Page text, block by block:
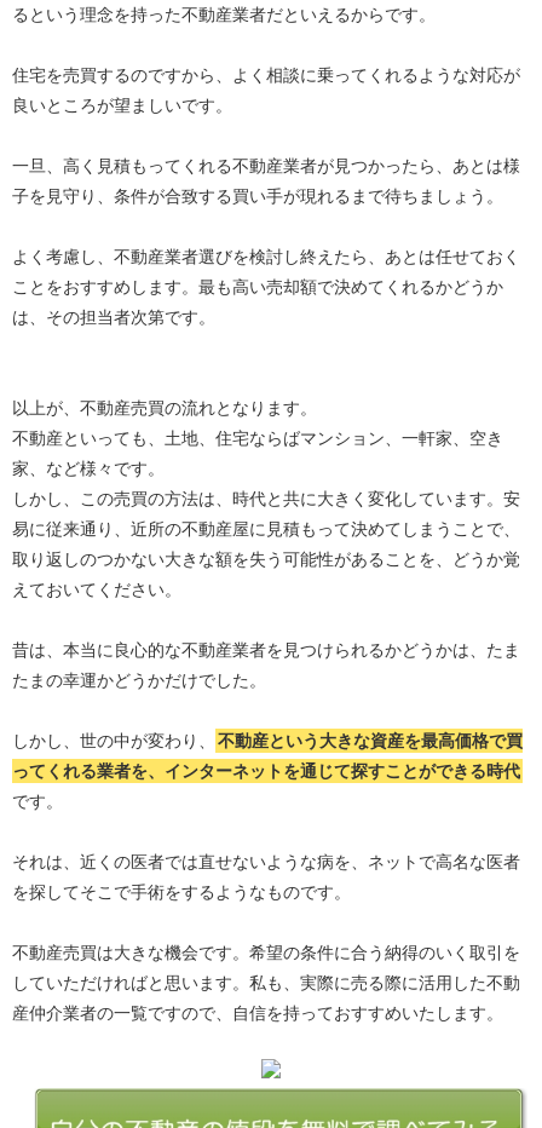
るという理念を持った不動産業者だといえるからです。
住宅を売買するのですから、よく相談に乗ってくれるような対応が
良いところが望ましいです。
一旦、高く見積もってくれる不動産業者が見つかったら、あとは様
子を見守り、条件が合致する買い手が現れるまで待ちましょう。
よく考慮し、不動産業者選びを検討し終えたら、あとは任せておく
ことをおすすめします。最も高い売却額で決めてくれるかどうか
は、その担当者次第です。
以上が、不動産売買の流れとなります。
不動産といっても、土地、住宅ならばマンション、一軒家、空き
家、など様々です。
しかし、この売買の方法は、時代と共に大きく変化しています。安
易に従来通り、近所の不動産屋に見積もって決めてしまうことで、
取り返しのつかない大きな額を失う可能性があることを、どうか覚
えておいてください。
昔は、本当に良心的な不動産業者を見つけられるかどうかは、たま
たまの幸運かどうかだけでした。
しかし、世の中が変わり、
不動産という大きな資産を最高価格で買
ってくれる業者を、インターネットを通じて探すことができる時代
です。
それは、近くの医者では直せないような病を、ネットで高名な医者
を探してそこで手術をするようなものです。
不動産売買は大きな機会です。希望の条件に合う納得のいく取引を
していただければと思います。私も、実際に売る際に活用した不動
産仲介業者の一覧ですので、自信を持っておすすめいたします。